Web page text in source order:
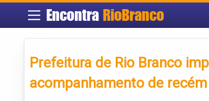
Encontra RioBranco
Prefeitura de Rio Branco
acompanhamento de recém